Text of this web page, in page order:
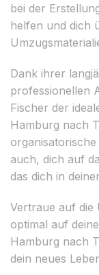
bei der
helfen und dich
Dank ihrer
professionellen
Fischer der
Hamburg nach
auch, dich auf
das dich in
Vertraue auf die
optimal auf
Hamburg nach
dein neues